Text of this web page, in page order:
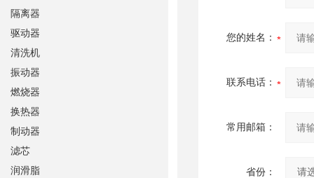
您的姓名：
联系电话：
常用邮箱：
省份：
隔离器
驱动器
清洗机
振动器
燃烧器
换热器
制动器
滤芯
润滑脂